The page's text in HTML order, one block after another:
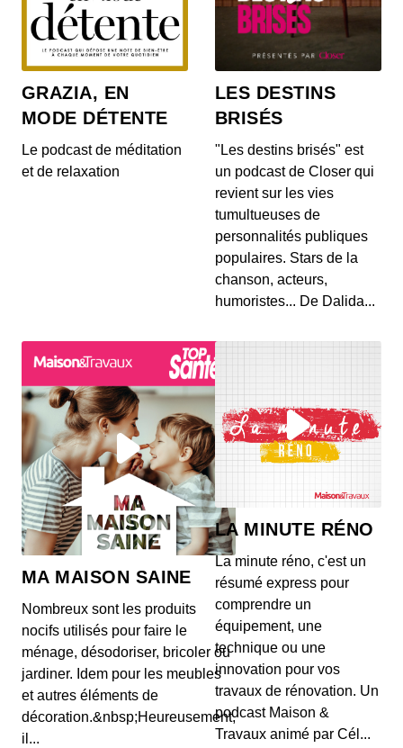
GRAZIA, EN
MODE DÉTENTE
Le podcast de méditation
et de relaxation
LES DESTINS
BRISÉS
"Les destins brisés" est
un podcast de Closer qui
revient sur les vies
tumultueuses de
personnalités publiques
populaires. Stars de la
chanson, acteurs,
humoristes... De Dalida...
MA MAISON SAINE
Nombreux sont les produits
nocifs utilisés pour faire le
ménage, désodoriser, bricoler ou
jardiner. Idem pour les meubles
et autres éléments de
décoration.&nbsp;Heureusement,
il...
LA MINUTE RÉNO
La minute réno, c'est un
résumé express pour
comprendre un
équipement, une
technique ou une
innovation pour vos
travaux de rénovation. Un
podcast Maison &
Travaux animé par Cél...